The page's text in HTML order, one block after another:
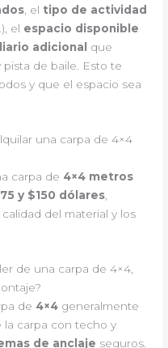
, el tipo de actividad
el espacio disponible
adicional
que
pista de baile. Esto te
y que el espacio sea
una carpa de 4×4
carpa de 4×4 metros
y $150 dólares
del material y los
de una carpa de 4×4,
de 4×4 generalmente
la carpa con techo y
de anclaje seguros.